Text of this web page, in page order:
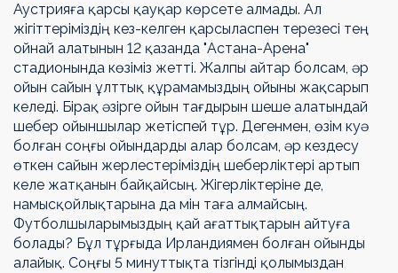
Аустрияға қарсы қауқар көрсете алмады. Ал
жігіттеріміздің кез-келген қарсыласпен терезесі тең
ойнай алатынын 12 қазанда "Астана-Арена"
стадионында көзіміз жетті. Жалпы айтар болсам, әр
ойын сайын ұлттық құрамамыздың ойыны жақсарып
келеді. Бірақ әзірге ойын тағдырын шеше алатындай
шебер ойыншылар жетіспей тұр. Дегенмен, өзім куә
болған соңғы ойындарды алар болсам, әр кездесу
өткен сайын жерлестеріміздің шеберліктері артып
келе жатқанын байқайсың. Жігерліктеріне де,
намысқойлықтарына да мін таға алмайсың.
Футболшыларымыздың қай ағаттықтарын айтуға
болады? Бұл тұрғыда Ирландиямен болған ойынды
алайық. Соңғы 5 минуттықта тізгінді қолымыздан